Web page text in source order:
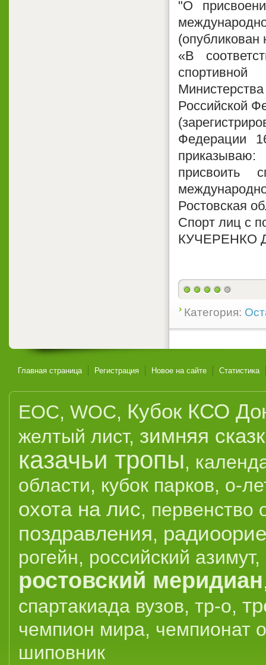
"О
(опубликован
«В
Российской
Федерации
приказываю:
присвоить
Ростовская
Спорт лиц с
КУЧЕРЕНКО
Категория:
Главная страница Регистрация Новое на сайте Статистика
EOC, WOC, Кубок КСО
желтый лист, зимняя
казачьи тропы,
области, кубок парков, о-
охота на лис, первенство
поздравления,
рогейн, российский азимут,
ростовский меридиан
спартакиада вузов, тр-о,
чемпион мира, чемпионат
шиповник